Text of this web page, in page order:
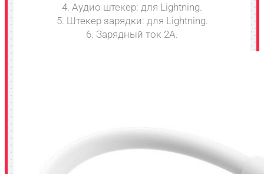
4. Аудио штекер: для Lightning.
5. Штекер зарядки: для Lightning.
6. Зарядный ток 2A.